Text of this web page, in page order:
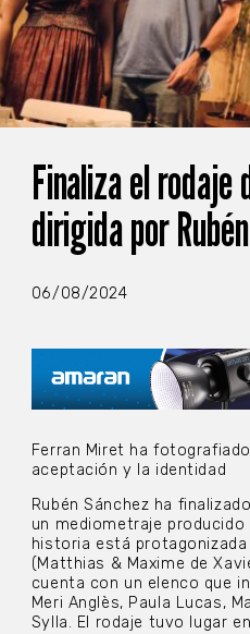
Finaliza el rodaje
dirigida por
06/08/2024
Ferran Miret ha
aceptación y la identidad
Rubén Sánchez ha
un mediometraje producido
historia está protagonizada
(Matthias & Maxime de
cuenta con un elenco que
Meri Anglès, Paula Lucas,
Sylla. El rodaje tuvo lugar